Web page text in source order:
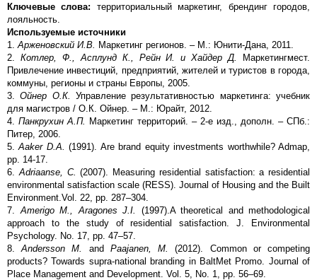
Ключевые слова: территориальный маркетинг, брендинг городов,
лояльность.
Используемые источники
1. Арженовский И.В. Маркетинг регионов. – М.: Юнити-Дана, 2011.
2. Котлер, Ф., Асплунд К., Рейн И. и Хайдер Д. Маркетингмест.
Привлечение инвестиций, предприятий, жителей и туристов в города,
коммуны, регионы и страны Европы, 2005.
3.Ойнер О.К.Управление результативностью маркетинга: учебник
для магистров / О.К. Ойнер. – М.: Юрайт, 2012.
4. Панкрухин А.П. Маркетинг территорий. – 2-е изд., дополн. – СПб.:
Питер, 2006.
5.Aaker D.A.(1991). Are brand equity investments worthwhile? Admap,
pp. 14-17.
6. Adriaanse, С.(2007). Measuring residential satisfaction: a residential
environmental satisfaction scale (RESS). Journal of Housing and the Built
Environment.Vol. 22, pp. 287–304.
7. Amerigo M., Aragones J.I. (1997).A theoretical and methodological
approach to the study of residential satisfaction. J. Environmental
Psychology. No. 17, pp. 47–57.
8.Andersson M. and Paajanen, M.(2012). Common or competing
products? Towards supra-national branding in BaltMet Promo. Journal of
Place Management and Development. Vol. 5, No. 1, pp. 56–69.